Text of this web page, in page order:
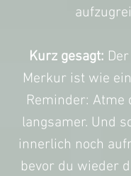
Kurz gesagt:
Merkur ist wie
Reminder: Atme
langsamer. Und
innerlich noch
bevor du wieder